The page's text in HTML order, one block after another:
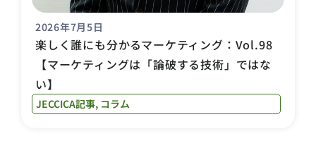
2026年7月5日
楽しく誰にも分かるマーケティング：Vol.98
【マーケティングは「論破する技術」ではな
い】
JECCICA記事, コラム